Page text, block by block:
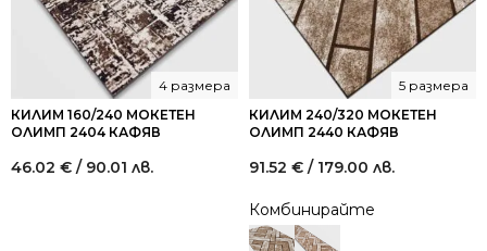
КИЛИМ 160/240 МОКЕТЕН
ОЛИМП 2404 КАФЯВ
4 размера
46.02 € / 90.01 лв.
КИЛИМ 240/320 МОКЕТЕН
ОЛИМП 2440 КАФЯВ
5 размера
91.52 € / 179.00 лв.
Комбинирайте